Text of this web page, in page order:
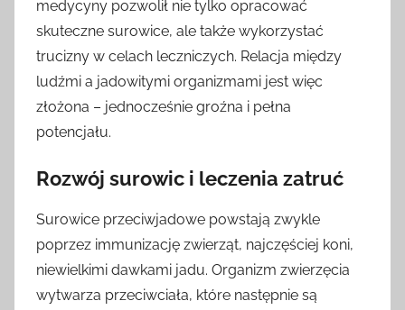
medycyny pozwolił nie tylko opracować
skuteczne surowice, ale także wykorzystać
trucizny w celach leczniczych. Relacja między
ludźmi a jadowitymi organizmami jest więc
złożona – jednocześnie groźna i pełna
potencjału.
Rozwój surowic i leczenia zatruć
Surowice przeciwjadowe powstają zwykle
poprzez immunizację zwierząt, najczęściej koni,
niewielkimi dawkami jadu. Organizm zwierzęcia
wytwarza przeciwciała, które następnie są